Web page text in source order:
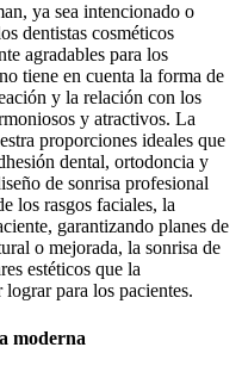
ya sea intencionado o
dentistas cosméticos
agradables para los
tiene en cuenta la forma de
y la relación con los
y atractivos. La
proporciones ideales que
dental, ortodoncia y
de sonrisa profesional
los rasgos faciales, la
garantizando planes de
o mejorada, la sonrisa de
estéticos que la
para los pacientes.
moderna